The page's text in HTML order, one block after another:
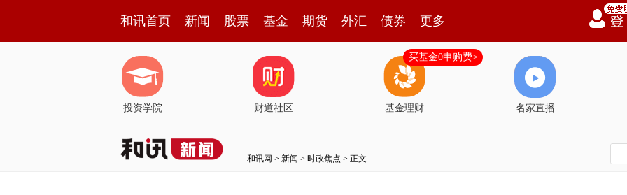
和讯首页 新闻 股票 基金 期货 外汇 债券 更多
投资学院 财道社区 基金理财
买基金0申购费>
名家直播
和讯网 > 新闻 > 时政焦点 > 正文